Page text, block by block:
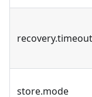
store.mode